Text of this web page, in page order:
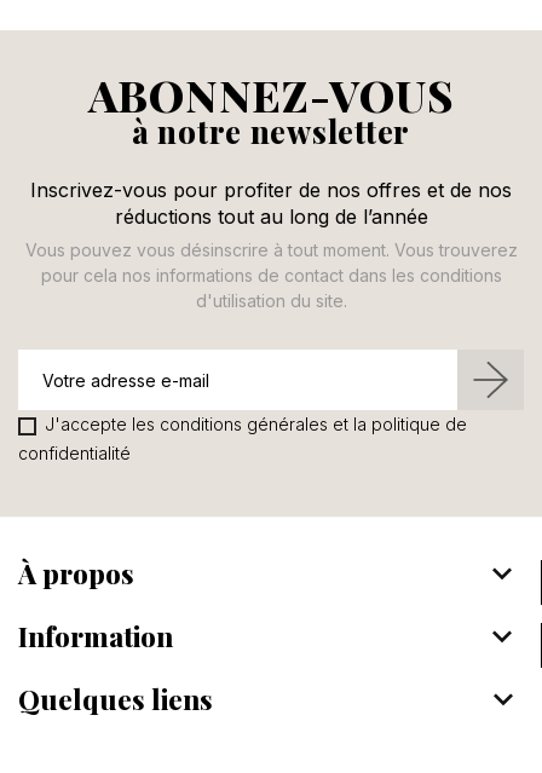
ABONNEZ-VOUS
à notre newsletter
Inscrivez-vous pour profiter de nos offres et de nos
réductions tout au long de l’année
Vous pouvez vous désinscrire à tout moment. Vous trouverez
pour cela nos informations de contact dans les conditions
d'utilisation du site.
J'accepte les conditions générales et la politique de
confidentialité
À propos keyboard_arrow_down
Information keyboard_arrow_down
Quelques liens keyboard_arrow_down